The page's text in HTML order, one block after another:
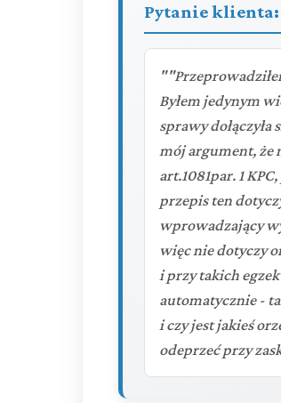
Pytanie klienta:
Byłem jedynym
sprawy
mój argument, że
art.1081par. 1
przepis ten
wprowadzający
więc nie dotyczy
i przy takich
automatycznie -
i czy jest jakieś
odeprzeć przy